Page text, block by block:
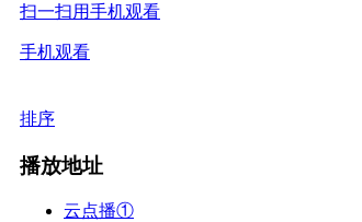
扫一扫用手机观看
手机观看
排序
播放地址
云点播①